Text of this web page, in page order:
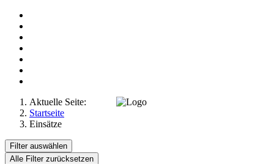
Aktuelle Seite:
Startseite
Einsätze
Filter auswählen
Alle Filter zurücksetzen